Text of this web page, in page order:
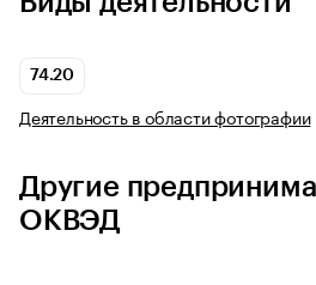
74.20
Деятельность в области фотографии
Другие
ОКВЭД